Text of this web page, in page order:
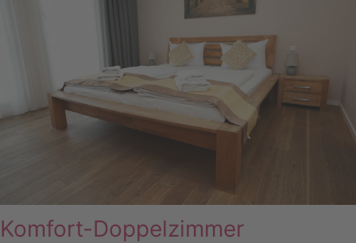
Komfort-Doppelzimmer